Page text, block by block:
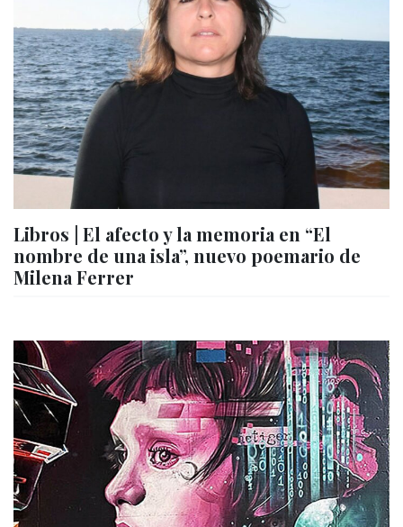
Libros | El afecto y la memoria en “El
nombre de una isla”, nuevo poemario de
Milena Ferrer